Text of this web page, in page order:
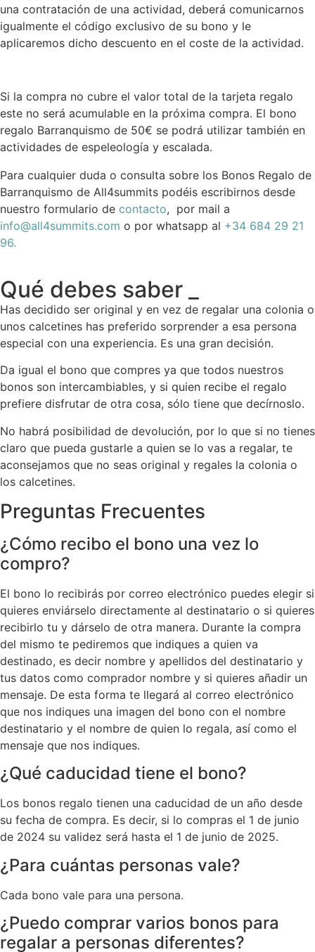
una contratación de una actividad, deberá comunicarnos
igualmente el código exclusivo de su bono y le
aplicaremos dicho descuento en el coste de la actividad.
Si la compra no cubre el valor total de la tarjeta regalo
este no será acumulable en la próxima compra. El bono
regalo Barranquismo de 50€ se podrá utilizar también en
actividades de espeleología y escalada.
Para cualquier duda o consulta sobre los Bonos Regalo de
Barranquismo de All4summits podéis escribirnos desde
nuestro formulario de contacto, por mail a
info@all4summits.com o por whatsapp al +34 684 29 21
96.
Qué debes saber _
Has decidido ser original y en vez de regalar una colonia o
unos calcetines has preferido sorprender a esa persona
especial con una experiencia. Es una gran decisión.
Da igual el bono que compres ya que todos nuestros
bonos son intercambiables, y si quien recibe el regalo
prefiere disfrutar de otra cosa, sólo tiene que decírnoslo.
No habrá posibilidad de devolución, por lo que si no tienes
claro que pueda gustarle a quien se lo vas a regalar, te
aconsejamos que no seas original y regales la colonia o
los calcetines.
Preguntas Frecuentes
¿Cómo recibo el bono una vez lo
compro?
El bono lo recibirás por correo electrónico puedes elegir si
quieres enviárselo directamente al destinatario o si quieres
recibirlo tu y dárselo de otra manera. Durante la compra
del mismo te pediremos que indiques a quien va
destinado, es decir nombre y apellidos del destinatario y
tus datos como comprador nombre y si quieres añadir un
mensaje. De esta forma te llegará al correo electrónico
que nos indiques una imagen del bono con el nombre
destinatario y el nombre de quien lo regala, así como el
mensaje que nos indiques.
¿Qué caducidad tiene el bono?
Los bonos regalo tienen una caducidad de un año desde
su fecha de compra. Es decir, si lo compras el 1 de junio
de 2024 su validez será hasta el 1 de junio de 2025.
¿Para cuántas personas vale?
Cada bono vale para una persona.
¿Puedo comprar varios bonos para
regalar a personas diferentes?